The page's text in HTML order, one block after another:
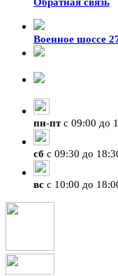
Военное шоссе
пн-птс 09:00 до
сб с 09:30 до
вс с 10:00 до